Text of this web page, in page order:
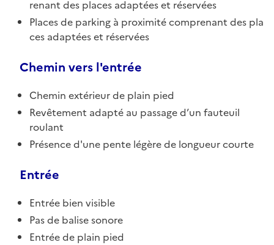
renant des places adaptées et réservées
Places de parking à proximité comprenant des pla
ces adaptées et réservées
Chemin vers l'entrée
Chemin extérieur de plain pied
Revêtement adapté au passage d’un fauteuil
roulant
Présence d'une pente légère de longueur courte
Entrée
Entrée bien visible
Pas de balise sonore
Entrée de plain pied